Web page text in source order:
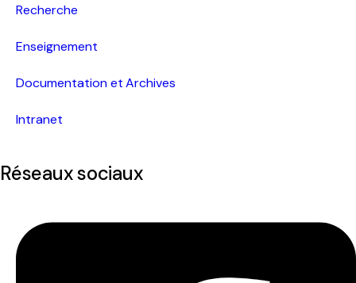
Recherche
Enseignement
Documentation et Archives
Intranet
Réseaux sociaux